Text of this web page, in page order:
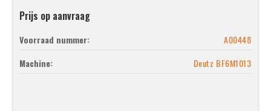
Prijs op aanvraag
Voorraad nummer:
A00448
Machine:
Deutz BF6M1013